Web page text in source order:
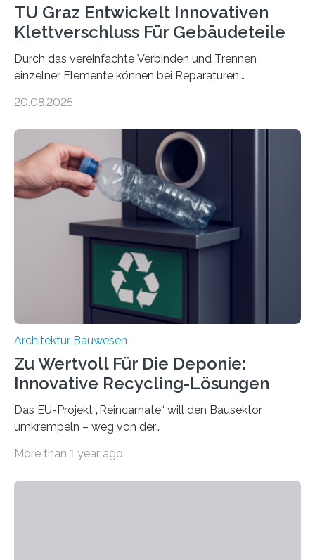
TU Graz Entwickelt Innovativen
Klettverschluss Für Gebäudeteile
Durch das vereinfachte Verbinden und Trennen
einzelner Elemente können bei Reparaturen,
Material und Bauschutt eingespart werden. Ein
Projekt ReCon gemeinsam mit Unternehmenspartnern
ein Klett-Verbindungssystem für Gebäude entwickelt:
Damit lassen sich unterschiedliche Gebäudeteile
resilient verbinden und bei Bedarf einfach voneinander
trennen. Der Fokus lag auf der Verbindung von
Bauteilen mit unterschiedlicher Lebensdauer, bei denen
irreversible Verbindungen den Austausch üblicherweise
erschweren. Hierzu untersuchten die Forschenden zwei
unterschiedliche Zugänge. Einerseits klebten sie…
20.08.2025
Architektur Bauwesen
Zu Wertvoll Für Die Deponie:
Innovative Recycling-Lösungen
Das EU-Projekt „Reincarnate“ will den Bausektor
umkrempeln – weg von der
Kreislaufwirtschaft Bei dem schwedischen
More than 1 year ago